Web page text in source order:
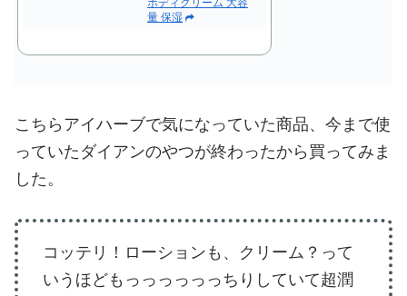
ボディクリーム 大容
量 保湿
こちらアイハーブで気になっていた商品、今まで使
っていたダイアンのやつが終わったから買ってみま
した。
コッテリ！ローションも、クリーム？って
いうほどもっっっっっっちりしていて超潤